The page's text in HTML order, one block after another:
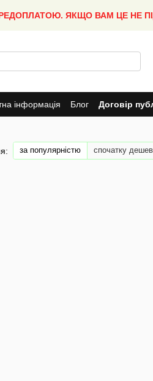
ЯКЩО ВАМ ЦЕ НЕ
інформація Блог Договір
за популярністю спочатку